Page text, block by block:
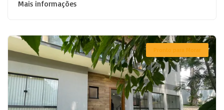
Mais informações
Pronto para Morar